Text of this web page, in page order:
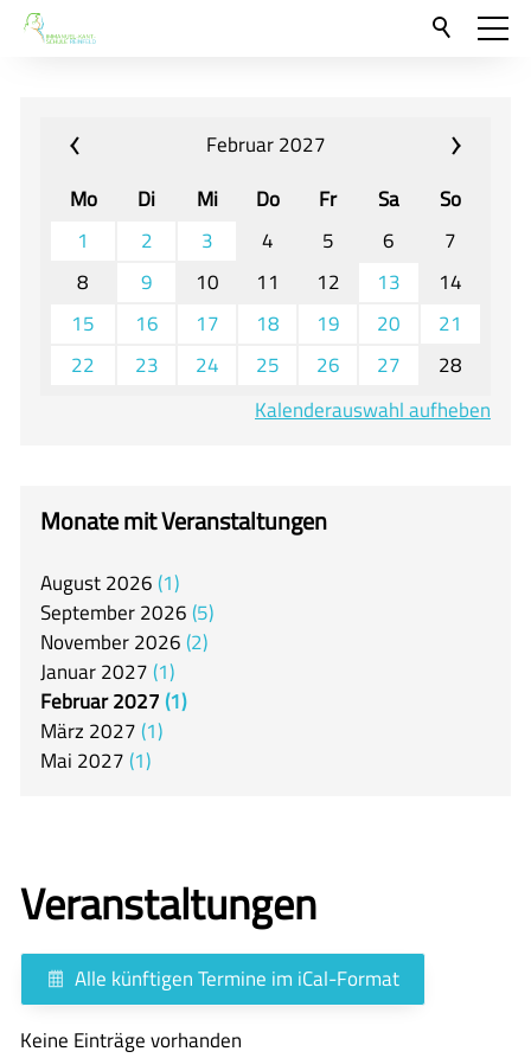
Neu hier?
Für Eltern und Schüler
Willkommen
Veranstaltungen und Termine
Unser Unterricht - Fachcurricula
Unsere Konzepte
Offener Ganztag
Arbeitsgemeinschaften
Mensa
Unsere Schulgemeinschaft
Kontakt
🇪🇸
Februar 2027
Mo
Di Mi Do Fr Sa
So
1
2 3 4 5 6
7
8
9 10 11 12 13
14
15
16 17 18 19 20
21
22
23 24 25 26 27
28
Kalenderauswahl aufheben
Monate mit Veranstaltungen
August2026 1
September2026 5
November2026 2
Januar2027 1
Februar2027 1
März 2027 1
Mai 2027 1
Veranstaltungen
Alle künftigen Termine im iCal-Format
Keine Einträge vorhanden